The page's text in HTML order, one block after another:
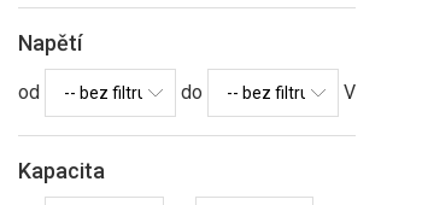
Napětí
od do V
Kapacita